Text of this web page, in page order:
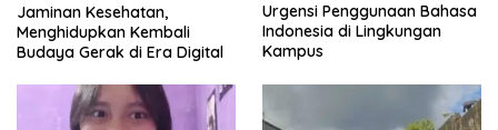
Jaminan Kesehatan,
Menghidupkan Kembali
Budaya Gerak di Era Digital
Urgensi Penggunaan Bahasa
Indonesia di Lingkungan
Kampus